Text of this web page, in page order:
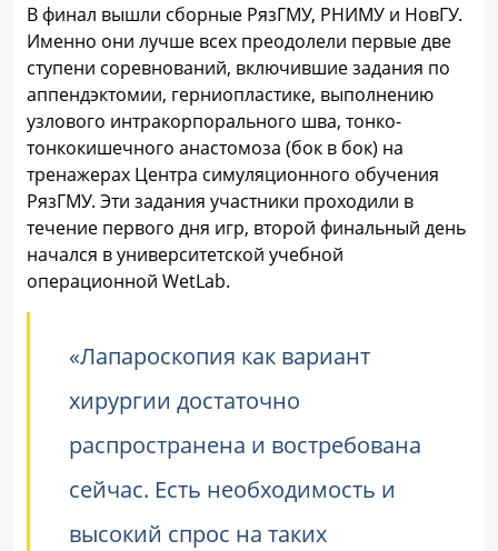
В финал вышли сборные РязГМУ, РНИМУ и НовГУ.
Именно они лучше всех преодолели первые две
ступени соревнований, включившие задания по
аппендэктомии, герниопластике, выполнению
узлового интракорпорального шва, тонко-
тонкокишечного анастомоза (бок в бок) на
тренажерах Центра симуляционного обучения
РязГМУ. Эти задания участники проходили в
течение первого дня игр, второй финальный день
начался в университетской учебной
операционной WetLab.
«Лапароскопия как вариант
хирургии достаточно
распространена и востребована
сейчас. Есть необходимость и
высокий спрос на таких